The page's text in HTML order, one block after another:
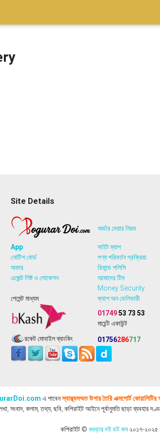
Site Details
অর্ডার দেয়ার নিয়ম
App
সাইট ম্যাপ
নোটিশ বোর্ড
পণ্য পরিবর্তন প্রক্রিয়া
অফার
রিফান্ড পলিসি
এজেন্ট লিষ্ট ও লোকেশন
আমাদের টিম
Money Security
পেমেন্ট মাধ্যম
ক্যাশ অন ডেলিভারী
0174953 73 53
মার্চেন্ট একাউন্ট
রকেট মোবাইল ব্যাংকিং
01756286717
এ পাবেনস্বাস্থ্যসম্মত উপায় তৈরি এক্সপোর্ট
সংবাদ, কলাম, তথ্য, ছবি, কপিরাইট আইনে পূর্বানুমতি ছাড়া ব্যবহার
কপিরাইট © বগুড়ার দই ডট কম২০১৭-২০২৫